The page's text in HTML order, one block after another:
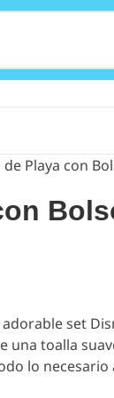
de Playa con
set
una toalla
lo necesario